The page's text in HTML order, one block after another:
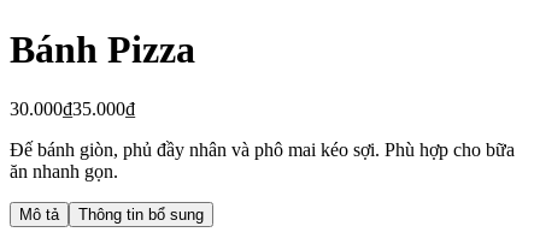
Bánh Pizza
30.000₫35.000₫
Đế bánh giòn, phủ đầy nhân và phô mai kéo sợi. Phù hợp cho bữa
ăn nhanh gọn.
Mô tả Thông tin bổ sung